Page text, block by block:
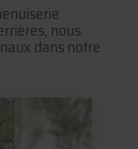
nous
dans notre